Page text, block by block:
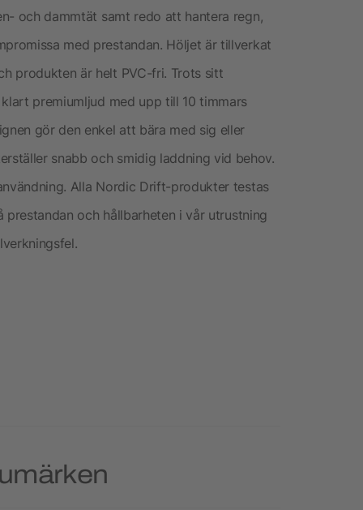
och dammtät samt redo att hantera regn,
med prestandan. Höljet är tillverkat
produkten är helt PVC-fri. Trots sitt
premiumljud med upp till 10 timmars
gör den enkel att bära med sig eller
snabb och smidig laddning vid behov.
Alla Nordic Drift-produkter testas
och hållbarheten i vår utrustning